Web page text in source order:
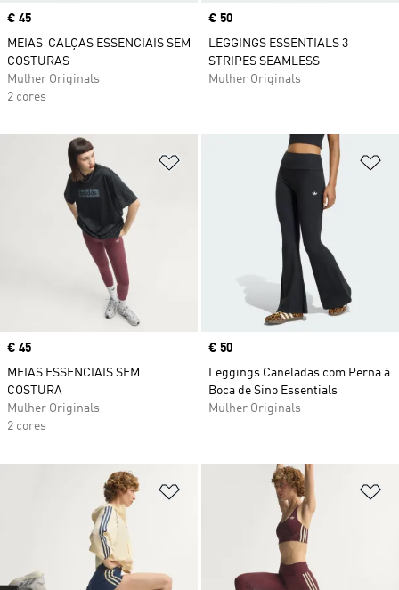
Price
€ 45
MEIAS-CALÇAS ESSENCIAIS SEM
COSTURAS
Mulher Originals
2 cores
Price
€ 50
LEGGINGS ESSENTIALS 3-
STRIPES SEAMLESS
Mulher Originals
Adicionar à Lista de Desejos
Price
€ 45
MEIAS ESSENCIAIS SEM
COSTURA
Mulher Originals
2 cores
Price
€ 50
Leggings Caneladas com Perna à
Boca de Sino Essentials
Mulher Originals
Adicionar à Lista de Desejos